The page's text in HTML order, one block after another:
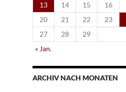
13
14 15 16
20
21 22 23
27
28
29
« Jan.
ARCHIV NACH MONATEN